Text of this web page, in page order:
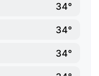
34°
34°
34°